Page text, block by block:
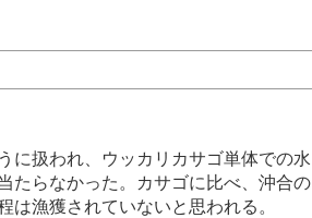
に扱われ、ウッカリカサゴ単体での水
たらなかった。カサゴに比べ、沖合の
は漁獲されていないと思われる。